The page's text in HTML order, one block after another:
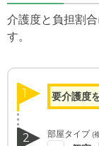
介護度と負担割
す。
1
2 部屋タイプ (